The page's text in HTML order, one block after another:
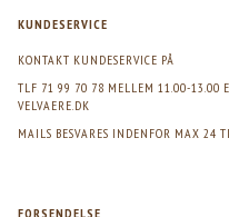
KUNDESERVICE
KONTAKT KUNDESERVICE PÅ
TLF 71 99 70 78 MELLEM 11.00-13.00
VELVAERE.DK
MAILS BESVARES INDENFOR MAX 24
FORSENDELSE